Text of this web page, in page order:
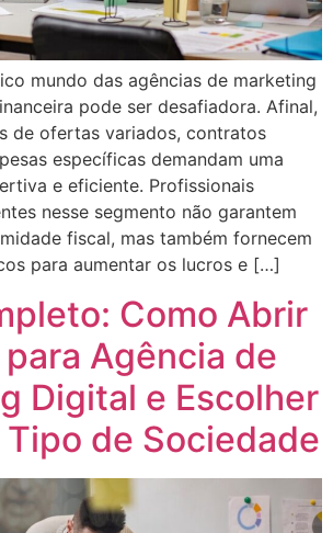
mundo das agências de marketing
pode ser desafiadora. Afinal,
de ofertas variados, contratos
específicas demandam uma
e eficiente. Profissionais
nesse segmento não garantem
fiscal, mas também fornecem
para aumentar os lucros e […]
Como Abrir
Agência de
Digital e Escolher
de Sociedade